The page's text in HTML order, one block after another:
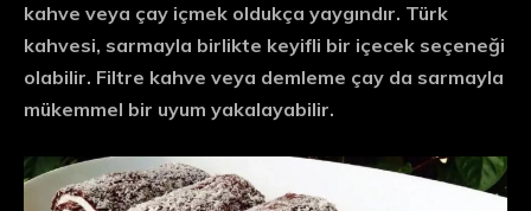
kahve veya çay içmek oldukça yaygındır. Türk
kahvesi, sarmayla birlikte keyifli bir içecek seçeneği
olabilir. Filtre kahve veya demleme çay da sarmayla
mükemmel bir uyum yakalayabilir.